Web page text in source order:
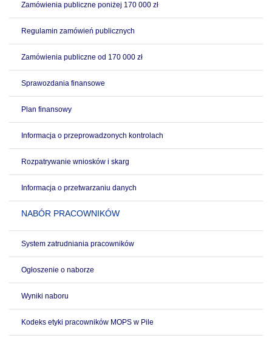
Zamówienia publiczne poniżej 170 000 zł
Regulamin zamówień publicznych
Zamówienia publiczne od 170 000 zł
Sprawozdania finansowe
Plan finansowy
Informacja o przeprowadzonych kontrolach
Rozpatrywanie wniosków i skarg
Informacja o przetwarzaniu danych
NABÓR PRACOWNIKÓW
System zatrudniania pracowników
Ogłoszenie o naborze
Wyniki naboru
Kodeks etyki pracowników MOPS w Pile